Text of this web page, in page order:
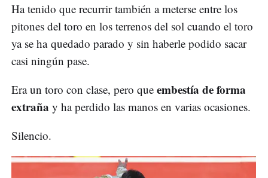
Ha tenido que recurrir también a meterse entre los
pitones del toro en los terrenos del sol cuando el toro
ya se ha quedado parado y sin haberle podido sacar
casi ningún pase.
Era un toro con clase, pero que embestía de forma
extraña y ha perdido las manos en varias ocasiones.
Silencio.